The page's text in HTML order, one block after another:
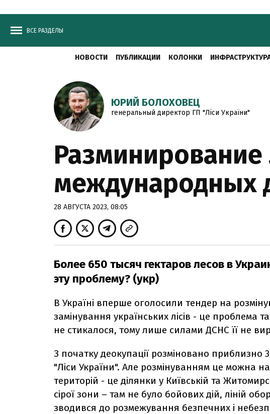
ВСЕ РАЗДЕЛЫ
НОВОСТИ ПУБЛИКАЦИИ КОЛОНКИ
ЮРИЙ БОЛОХОВЕЦ
генеральный директор ГП "Ліси України"
Разминирование
международных
28 АВГУСТА 2023, 08:05
Более 650 тысяч гектаров лесов в
эту проблему? (укр)
В Україні вперше оголосили тендер на
замінування українських лісів - це проблема
не стикалося, тому лише силами ДСНС її не
З початку деокупації розміновано приблизно
"Ліси України". Але розмінуванням це можна
територій - це ділянки у Київській та
сірої зони – там не було бойових дій, ліній
зводився до розмежування безпечних і